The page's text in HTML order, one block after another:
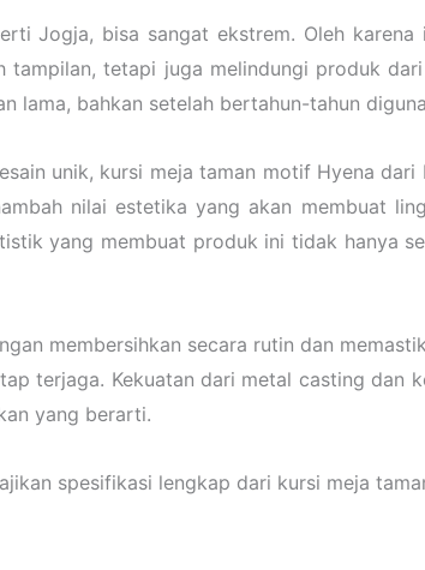
Jogja, bisa sangat ekstrem. Oleh
tetapi juga melindungi produk
lama, bahkan setelah bertahun-tahun
unik, kursi meja taman motif Hyena dari
nilai estetika yang akan membuat
yang membuat produk ini tidak hanya
membersihkan secara rutin dan
terjaga. Kekuatan dari metal casting dan
yang berarti.
spesifikasi lengkap dari kursi meja